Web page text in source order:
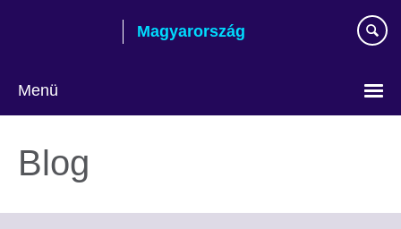
Magyarország
Menü
nyelvet!
Blog